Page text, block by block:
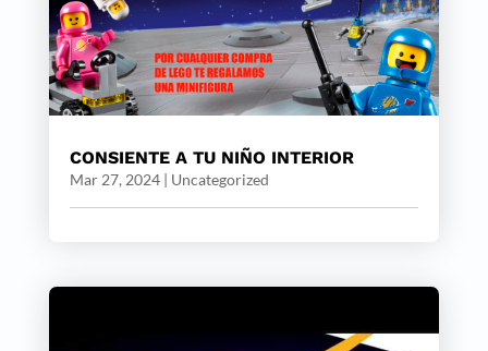
CONSIENTE A TU NIÑO INTERIOR
Mar 27, 2024| Uncategorized